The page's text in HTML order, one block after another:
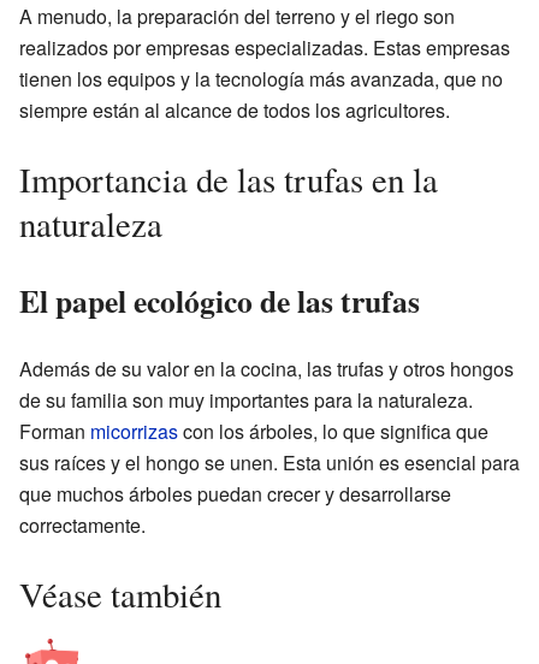
A menudo, la preparación del terreno y el riego son
realizados por empresas especializadas. Estas empresas
tienen los equipos y la tecnología más avanzada, que no
siempre están al alcance de todos los agricultores.
Importancia de las trufas en la
naturaleza
El papel ecológico de las trufas
Además de su valor en la cocina, las trufas y otros hongos
de su familia son muy importantes para la naturaleza.
Forman micorrizascon los árboles, lo que significa que
sus raíces y el hongo se unen. Esta unión es esencial para
que muchos árboles puedan crecer y desarrollarse
correctamente.
Véase también